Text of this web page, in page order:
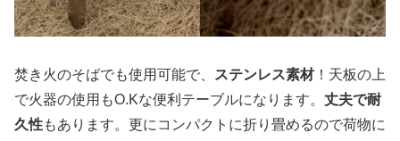
焚き火のそばでも使用可能で、 ステンレス素材！天板の上
で火器の使用もO.Kな便利テーブルになります。 丈夫で耐
久性もあります。更にコンパクトに折り畳めるので荷物に